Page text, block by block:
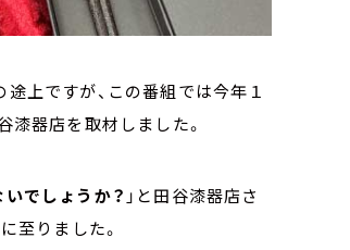
上ですが、この番組では今年１
漆器店を取材しました。
でしょうか？ 」と田谷漆器店さ
至りました。